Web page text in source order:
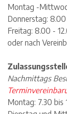
Montag -
Donnerstag:
Freitag: 8.00 -
oder nach
Nachmittags
Montag: 7.30 bis